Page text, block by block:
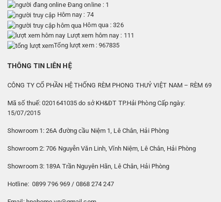
Đang online : 1
Hôm nay : 74
Hôm qua : 326
Lượt xem hôm nay : 111
Tổng lượt xem : 967835
THÔNG TIN LIÊN HỆ
CÔNG TY CỔ PHẦN HỆ THỐNG RÈM PHONG THUỶ VIỆT NAM – RÈM 69
Mã số thuế: 0201641035 do sở KH&ĐT TP.Hải Phòng Cấp ngày:
15/07/2015
Showroom 1: 26A đường cầu Niệm 1, Lê Chân, Hải Phòng
Showroom 2: 706 Nguyễn Văn Linh, Vĩnh Niệm, Lê Chân, Hải Phòng
Showroom 3: 189A Trần Nguyên Hãn, Lê Chân, Hải Phòng
Hotline: 0899 796 969 / 0868 274 247